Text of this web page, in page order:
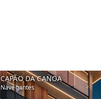
CAPÃO DA CANOA
Navegantes